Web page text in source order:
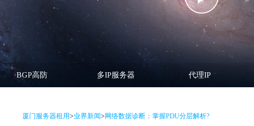
BGP高防 多IP服务器 代理IP
厦门服务器租用>业界新闻>网络数据诊断：掌握PDU分层解析?